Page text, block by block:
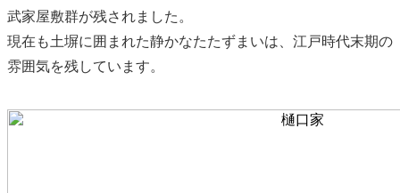
武家屋敷群が残されました。
現在も土塀に囲まれた静かなたたずまいは、江戸時代末期の
雰囲気を残しています。